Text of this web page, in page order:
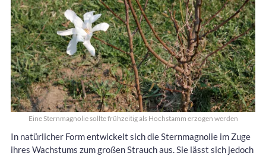
Eine Sternmagnolie sollte frühzeitig als Hochstamm erzogen werden
In natürlicher Form entwickelt sich die Sternmagnolie im Zuge
ihres Wachstums zum großen Strauch aus. Sie lässt sich jedoch